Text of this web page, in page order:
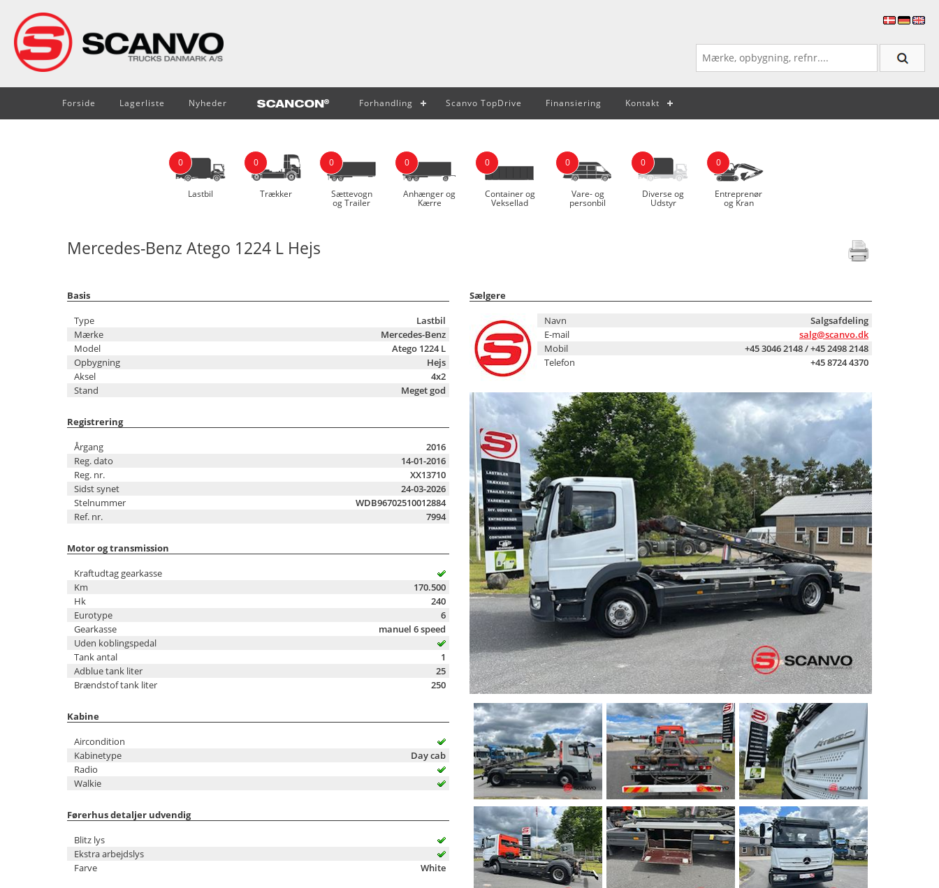
Forside Lagerliste Nyheder Forhandling Scanvo TopDrive Finansiering Kontakt
0
Lastbil
0
Trækker
0
Sættevogn
og Trailer
0
Anhænger og
Kærre
0
Container og
Veksellad
0
Vare- og
personbil
0
Diverse og
Udstyr
0
Entreprenør
og Kran
Mercedes-Benz Atego 1224 L Hejs
Basis
Type
Lastbil
Mærke
Mercedes-Benz
Model
Atego 1224 L
Opbygning
Hejs
Aksel
4x2
Stand
Meget god
Registrering
Årgang
2016
Reg. dato
14-01-2016
Reg. nr.
XX13710
Sidst synet
24-03-2026
Stelnummer
WDB96702510012884
Ref. nr.
7994
Motor og transmission
Kraftudtag gearkasse
Km
170.500
Hk
240
Eurotype
6
Gearkasse
manuel 6 speed
Uden koblingspedal
Tank antal
1
Adblue tank liter
25
Brændstof tank liter
250
Kabine
Aircondition
Kabinetype
Day cab
Radio
Walkie
Førerhus detaljer udvendig
Blitz lys
Ekstra arbejdslys
Farve
White
Sælgere
Navn
Salgsafdeling
E-mail
salg@scanvo.dk
Mobil
+45 3046 2148 / +45 2498 2148
Telefon
+45 8724 4370